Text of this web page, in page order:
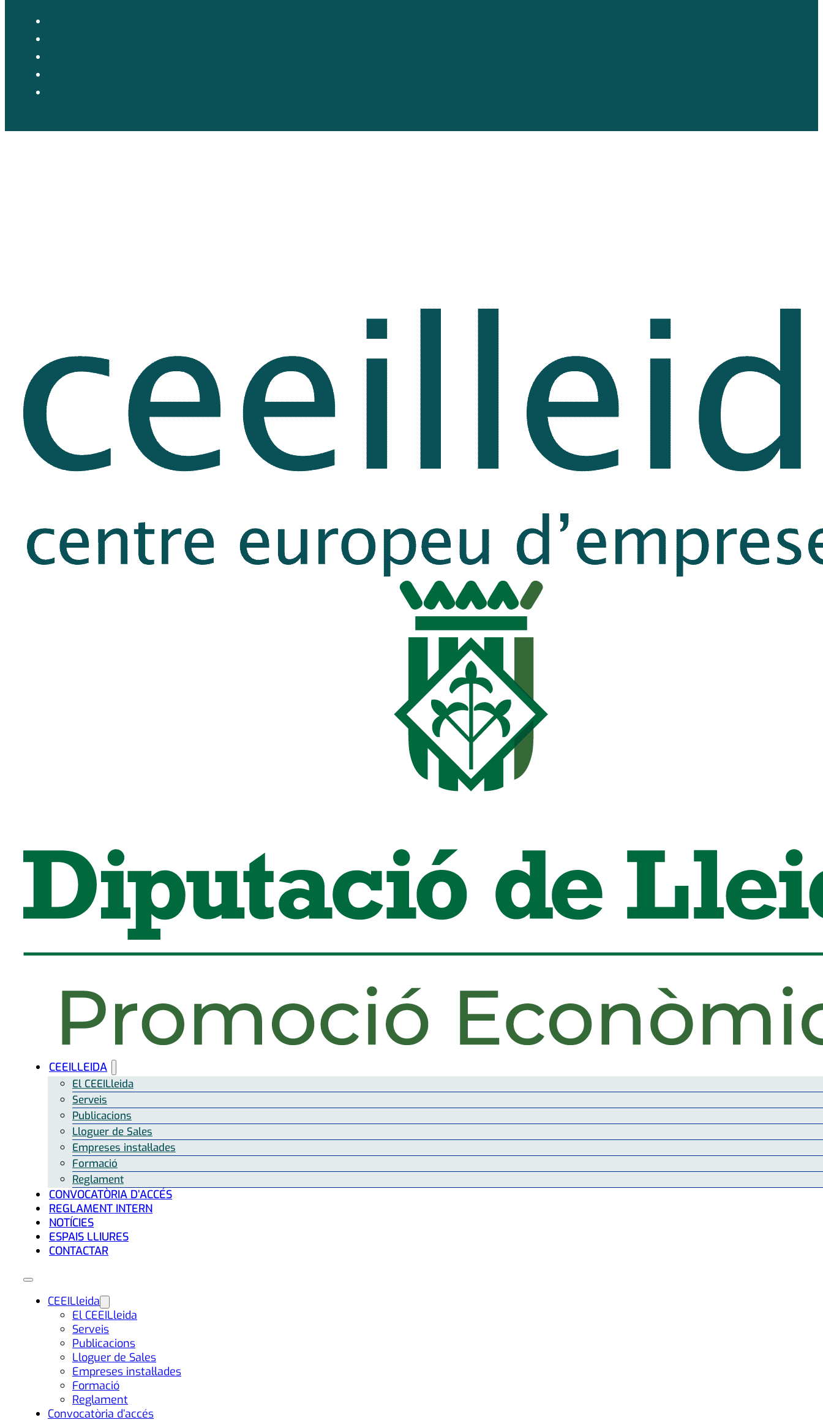
CEEILLEIDA
El CEEILleida
Serveis
Publicacions
Lloguer de Sales
Empreses instal·lades
Formació
Reglament
CONVOCATÒRIA D’ACCÉS
REGLAMENT INTERN
NOTÍCIES
ESPAIS LLIURES
CONTACTAR
CEEILleida
El CEEILleida
Serveis
Publicacions
Lloguer de Sales
Empreses instal·lades
Formació
Reglament
Convocatòria d’accés